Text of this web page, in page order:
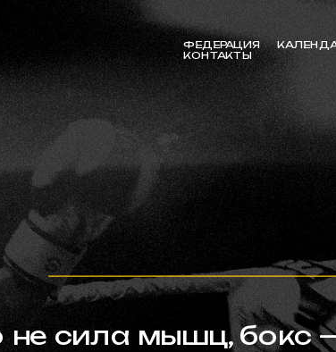
ФЕДЕРАЦИЯ
КОНТАКТЫ
не сила мышц, бокс